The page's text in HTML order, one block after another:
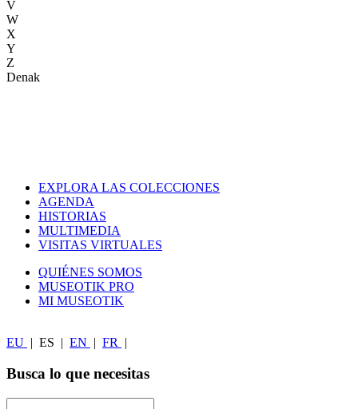
V
W
X
Y
Z
Denak
EXPLORA LAS COLECCIONES
AGENDA
HISTORIAS
MULTIMEDIA
VISITAS VIRTUALES
QUIÉNES SOMOS
MUSEOTIK PRO
MI MUSEOTIK
EU ES EN FR
Busca lo que necesitas